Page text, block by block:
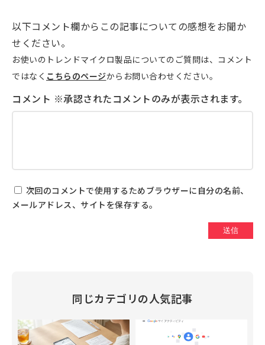
以下コメント欄からこの記事についての感想をお聞か
せください。
お使いのトレンドマイクロ製品についてのご質問は、コメント
ではなく こちらのページからお問い合わせください。
次回のコメントで使用するためブラウザーに自分の名前、
メールアドレス、サイトを保存する。
同じカテゴリの人気記事